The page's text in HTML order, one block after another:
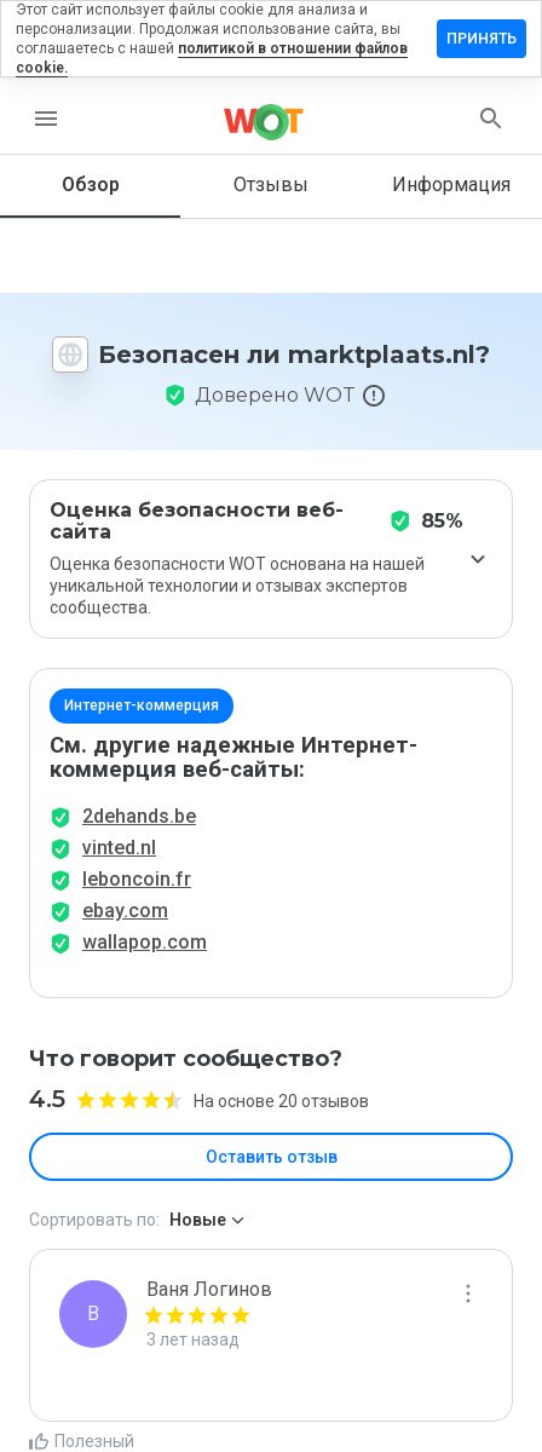
menu
Обзор Отзывы Информация
Безопасен ли marktplaats.nl?
Доверено WOT
Оценка безопасности веб-
сайта
85%
Оценка безопасности WOT основана на нашей
уникальной технологии и отзывах экспертов
сообщества.
Интернет-коммерция
См. другие надежные Интернет-
коммерция веб-сайты:
2dehands.be
vinted.nl
leboncoin.fr
ebay.com
wallapop.com
Что говорит сообщество?
4.5 На основе 20 отзывов
Оставить отзыв
на
Как бы
этот
1 до 5?
Сортировать по: Новые
В
Ваня Логинов
3 лет назад
Полезный
Этот сайт использует файлы cookie для анализа и
персонализации. Продолжая использование сайта, вы
соглашаетесь с нашей политикой в отношении файлов
cookie.
ПРИНЯТЬ